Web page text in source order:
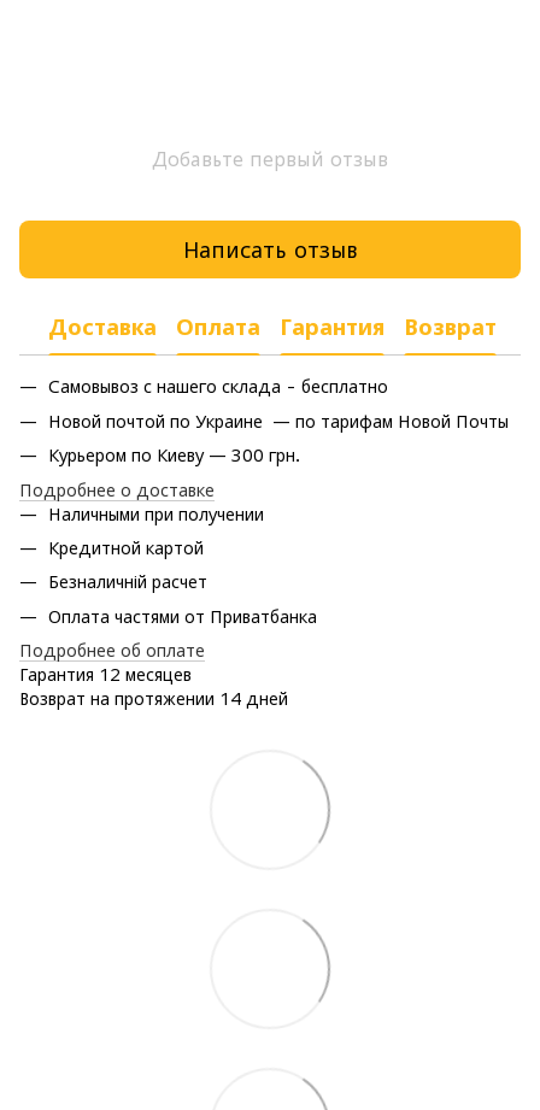
Добавьте первый отзыв
Написать отзыв
Доставка Оплата Гарантия Возврат
Самовывоз с нашего склада - бесплатно
Новой почтой по Украине — по тарифам Новой Почты
Курьером по Киеву — 300 грн.
Подробнее о доставке
Наличными при получении
Кредитной картой
Безналичній расчет
Оплата частями от Приватбанка
Подробнее об оплате
Гарантия 12 месяцев
Возврат на протяжении 14 дней